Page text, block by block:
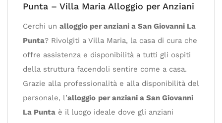
Punta – Villa Maria Alloggio per Anziani
Cerchi un alloggio per anziani a San Giovanni La
Punta? Rivolgiti a Villa Maria, la casa di cura che
offre assistenza e disponibilità a tutti gli ospiti
della struttura facendoli sentire come a casa.
Grazie alla professionalità e alla disponibilità del
personale, l’alloggio per anziani a San Giovanni
La Punta è il luogo ideale dove gli anziani